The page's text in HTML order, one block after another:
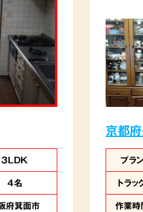
3LDK
4名
府箕面市
京都
プラ
トラッ
作業時